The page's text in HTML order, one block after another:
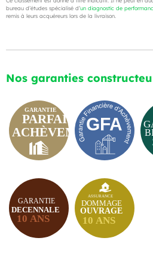
bureau d’études spécialisé d’un diagnostic de
remis à leurs acquéreurs lors de la livraison.
Nos garanties